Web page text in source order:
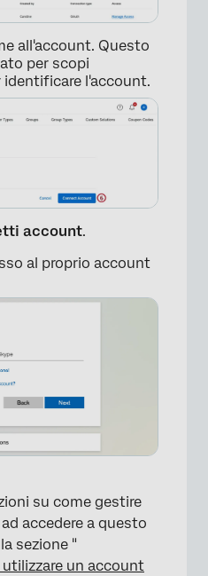
×
all'account. Questo
per scopi
identificare l'account.
account.
al proprio account
su come gestire
accedere a questo
sezione "
un account